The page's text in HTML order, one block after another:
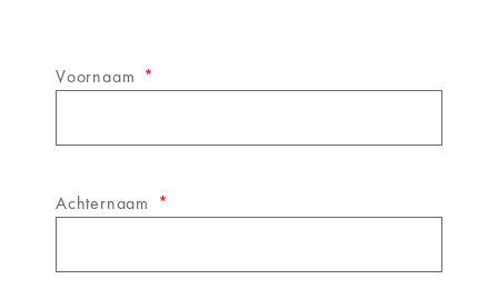
Voornaam
Achternaam